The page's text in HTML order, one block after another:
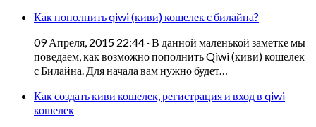
Как пополнить qiwi (киви) кошелек с билайна?
09 Апреля, 2015 22:44 · В данной маленькой заметке мы
поведаем, как возможно пополнить Qiwi (киви) кошелек
с Билайна. Для начала вам нужно будет…
Как создать киви кошелек, регистрация и вход в qiwi
кошелек